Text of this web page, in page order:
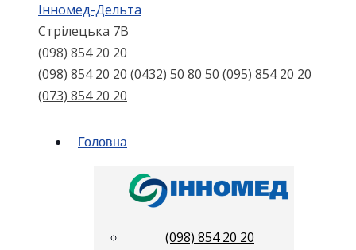
Інномед-Дельта
Стрілецька 7В
(098) 854 20 20
(098) 854 20 20 (0432) 50 80 50 (095) 854 20 20
(073) 854 20 20
Головна
(098) 854 20 20